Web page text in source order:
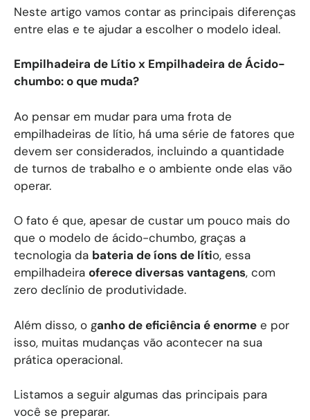
Neste artigo vamos contar as principais diferenças
entre elas e te ajudar a escolher o modelo ideal.
Empilhadeira de Lítio x Empilhadeira de Ácido-
chumbo: o que muda?
Ao pensar em mudar para uma frota de
empilhadeiras de lítio, há uma série de fatores que
devem ser considerados, incluindo a quantidade
de turnos de trabalho e o ambiente onde elas vão
operar.
O fato é que, apesar de custar um pouco mais do
que o modelo de ácido-chumbo, graças a
tecnologia da bateria de íons de lítio, essa
empilhadeira oferece diversas vantagens, com
zero declínio de produtividade.
Além disso, o ganho de eficiência é enorme e por
isso, muitas mudanças vão acontecer na sua
prática operacional.
Listamos a seguir algumas das principais para
você se preparar.